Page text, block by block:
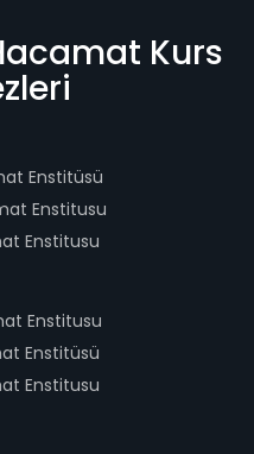
Kurs
Enstitüsü
Enstitusu
Enstitusu
Enstitusu
Enstitüsü
Enstitusu